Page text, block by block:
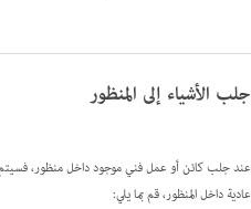
جلب الأشياء إلى المنظور
عند جلب كائن أو عمل فني موجود داخل منظور، فسيتم
عادية داخل المنظور، قم بما يلي: